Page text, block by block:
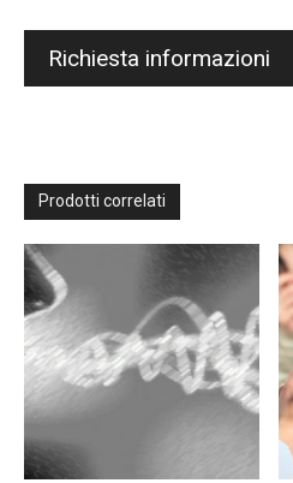
Richiesta informazioni
Prodotti correlati